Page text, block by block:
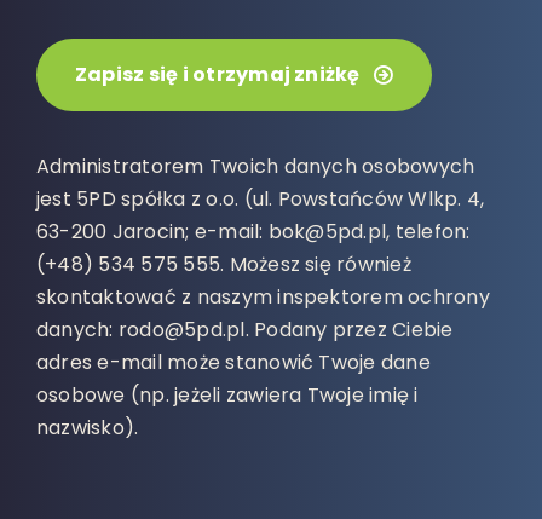
Zapisz się i otrzymaj zniżkę
Administratorem Twoich danych osobowych
jest 5PD spółka z o.o. (ul. Powstańców Wlkp. 4,
63-200 Jarocin; e-mail: bok@5pd.pl, telefon:
(+48) 534 575 555. Możesz się również
skontaktować z naszym inspektorem ochrony
danych: rodo@5pd.pl. Podany przez Ciebie
adres e-mail może stanowić Twoje dane
osobowe (np. jeżeli zawiera Twoje imię i
nazwisko).